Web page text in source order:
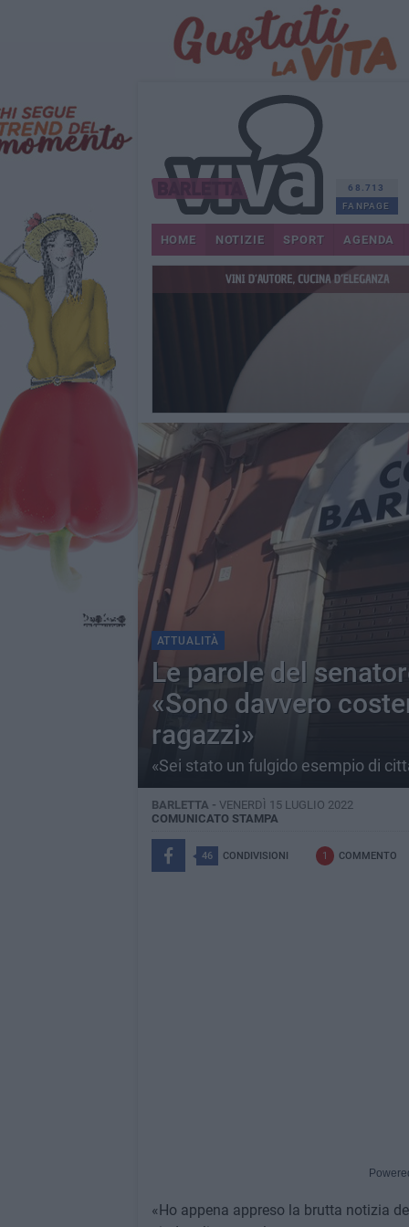
68.713
FANPAGE
HOME NOTIZIE SPORT AGENDA
ATTUALITÀ
Le parole del
«Sono davvero
ragazzi»
«Sei stato un fulgido esempio di
BARLETTA - VENERDÌ 15 LUGLIO 2022
COMUNICATO STAMPA
46 CONDIVISIONI 1 COMMENTO
«Ho appena appreso la brutta notizia